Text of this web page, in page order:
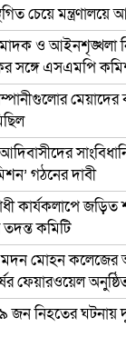
চেয়ে মন্ত্রণালয়ে
ও আইনশৃঙ্খলা
সঙ্গে এসএমপি
মেয়াদের
গঠনের দাবী
কার্যকলাপে
কমিটি
মোহন কলেজের
ফেয়ারওয়েল
জন নিহতের ঘটনায়